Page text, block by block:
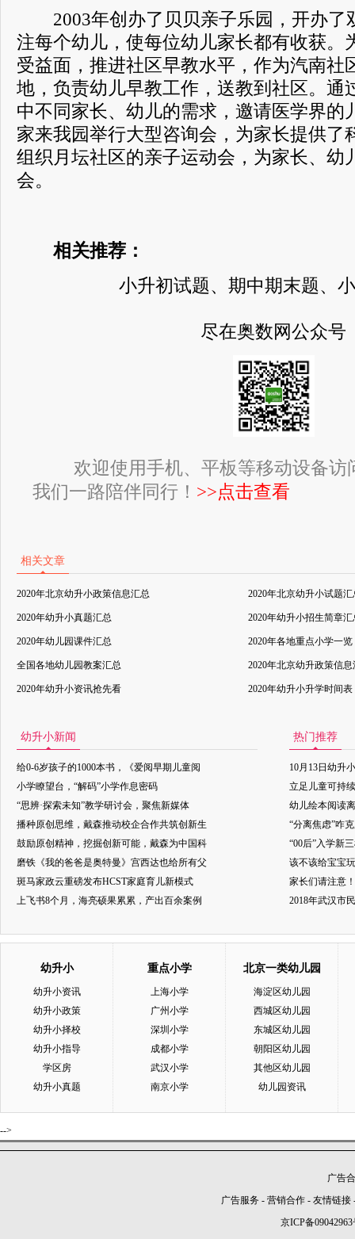
2003年创办了贝贝亲子乐园，开办了
注每个幼儿，使每位幼儿家长都有收获。
受益面，推进社区早教水平，作为汽南社
地，负责幼儿早教工作，送教到社区。通
中不同家长、幼儿的需求，邀请医学界的
家来我园举行大型咨询会，为家长提供了
组织月坛社区的亲子运动会，为家长、幼
会。
相关推荐：
小升初试题、期中期末题、
尽在奥数网公众号
欢迎使用手机、平板等移动设备访
我们一路陪伴同行！ >>点击查看
相关文章
2020年北京幼升小政策信息汇总 2020年北京幼升小试题汇
2020年幼升小真题汇总 2020年幼升小招生简章汇
2020年幼儿园课件汇总 2020年各地重点小学一览
全国各地幼儿园教案汇总 2020年北京幼升政策信息
2020年幼升小资讯抢先看 2020年幼升小升学时间表
幼升小新闻
给0-6岁孩子的1000本书，《爱阅早期儿童阅
小学瞭望台，“解码”小学作息密码
“思辨·探索未知”教学研讨会，聚焦新媒体
播种原创思维，戴森推动校企合作共筑创新生
鼓励原创精神，挖掘创新可能，戴森为中国科
磨铁《我的爸爸是奥特曼》宫西达也给所有父
斑马家政云重磅发布HCST家庭育儿新模式
上飞书8个月，海亮硕果累累，产出百余案例
热门推荐
10月13日幼升
立足儿童可持
幼儿绘本阅读
“分离焦虑”咋
“00后”入学新
该不该给宝宝
家长们请注意
2018年武汉市
幼升小
幼升小资讯
幼升小政策
幼升小择校
幼升小指导
学区房
幼升小真题
重点小学
上海小学
广州小学
深圳小学
成都小学
武汉小学
南京小学
北京一类幼儿园
海淀区幼儿园
西城区幼儿园
东城区幼儿园
朝阳区幼儿园
其他区幼儿园
幼儿园资讯
-->
广告
广告服务 - 营销合作 - 友情链接
京ICP备09042963